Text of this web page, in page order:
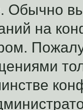
Обычно
на